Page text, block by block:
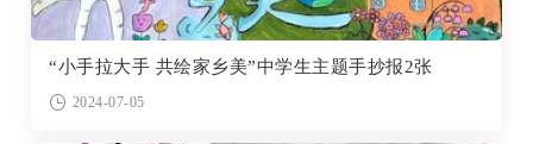
“小手拉大手 共绘家乡美”中学生主题手抄报2张
2024-07-05